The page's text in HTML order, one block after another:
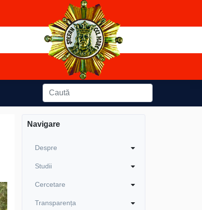
Navigare
Despre
Studii
Cercetare
Transparența